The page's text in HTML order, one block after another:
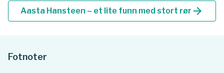
Aasta Hansteen – et lite funn med stort rør arrow_forward
Fotnoter